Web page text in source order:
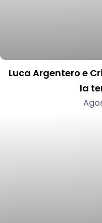
Luca Argentero e
la